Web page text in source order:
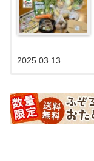
2025.03.13